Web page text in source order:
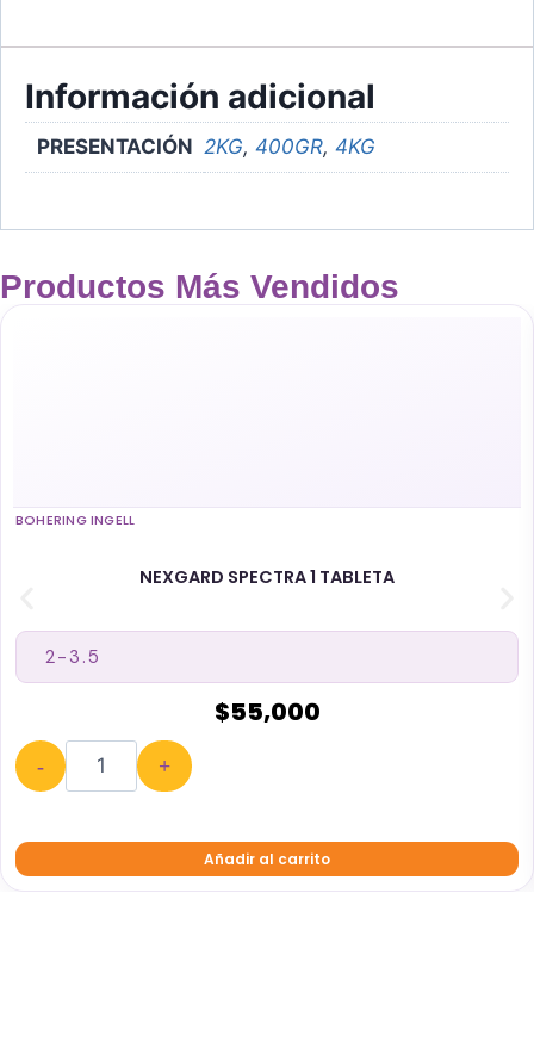
Información adicional
PRESENTACIÓN 2KG, 400GR, 4KG
Productos Más Vendidos
BOHERING INGELL
NEXGARD SPECTRA 1 TABLETA
$55,000
- +
Añadir al carrito